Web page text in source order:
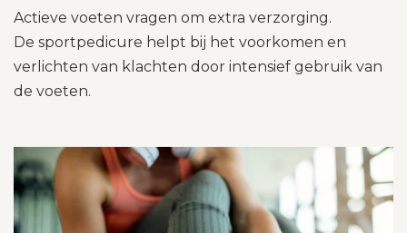
Actieve voeten vragen om extra verzorging.
De sportpedicure helpt bij het voorkomen en
verlichten van klachten door intensief gebruik van
de voeten.